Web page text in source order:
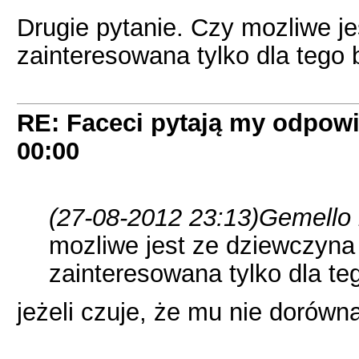
Drugie pytanie. Czy mozliwe
zainteresowana tylko dla tego
RE: Faceci pytają my
00:00
(27-08-2012 23:13)Gemello
mozliwe jest ze
zainteresowana tylko dla
jeżeli czuje, że mu nie